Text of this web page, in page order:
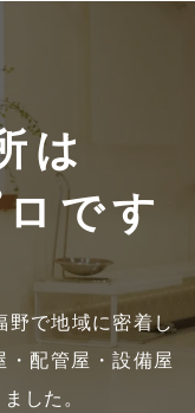
は
です
野で地域に密着し
・配管屋・設備屋
した。